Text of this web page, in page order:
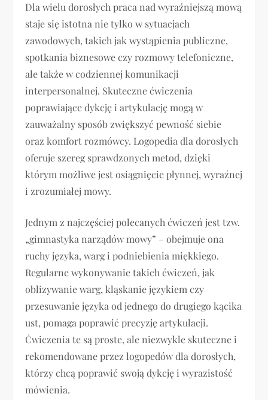
Dla wielu dorosłych praca nad wyraźniejszą mową
staje się istotna nie tylko w sytuacjach
zawodowych, takich jak wystąpienia publiczne,
spotkania biznesowe czy rozmowy telefoniczne,
ale także w codziennej komunikacji
interpersonalnej. Skuteczne ćwiczenia
poprawiające dykcję i artykulację mogą w
zauważalny sposób zwiększyć pewność siebie
oraz komfort rozmówcy. Logopedia dla dorosłych
oferuje szereg sprawdzonych metod, dzięki
którym możliwe jest osiągnięcie płynnej, wyraźnej
i zrozumiałej mowy.
Jednym z najczęściej polecanych ćwiczeń jest tzw.
„gimnastyka narządów mowy” – obejmuje ona
ruchy języka, warg i podniebienia miękkiego.
Regularne wykonywanie takich ćwiczeń, jak
oblizywanie warg, kląskanie językiem czy
przesuwanie języka od jednego do drugiego kącika
ust, pomaga poprawić precyzję artykulacji.
Ćwiczenia te są proste, ale niezwykle skuteczne i
rekomendowane przez logopedów dla dorosłych,
którzy chcą poprawić swoją dykcję i wyrazistość
mówienia.